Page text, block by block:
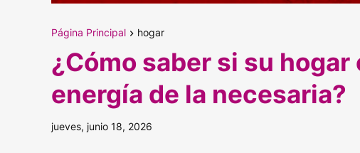
Página Principal hogar
¿Cómo saber si su
energía de la necesaria?
jueves, junio 18, 2026